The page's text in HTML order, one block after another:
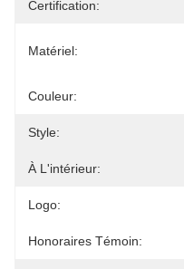
Certification:
Matériel:
Couleur:
Style:
À L'intérieur:
Logo:
Honoraires Témoin: